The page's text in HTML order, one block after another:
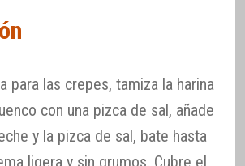
para las crepes, tamiza la harina
con una pizca de sal, añade
y la pizca de sal, bate hasta
ligera y sin grumos. Cubre el